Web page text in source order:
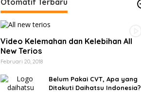
Video Kelemahan dan Kelebihan All
New Terios
Februari 20, 2018
Belum Pakai CVT, Apa yang
Ditakuti Daihatsu Indonesia?